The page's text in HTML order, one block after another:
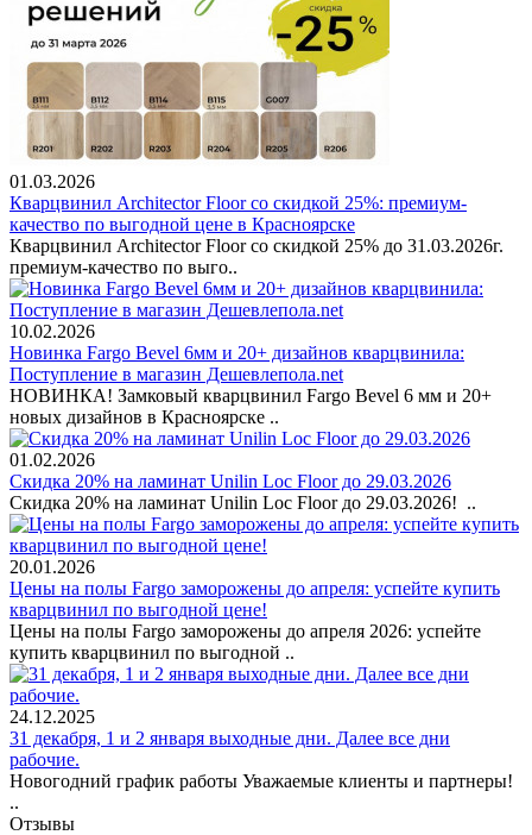
01.03.2026
Кварцвинил Architector Floor со скидкой 25%: премиум-
качество по выгодной цене в Красноярске
Кварцвинил Architector Floor со скидкой 25% до 31.03.2026г.
премиум-качество по выго..
10.02.2026
Новинка Fargo Bevel 6мм и 20+ дизайнов кварцвинила:
Поступление в магазин Дешевлепола.net
НОВИНКА! Замковый кварцвинил Fargo Bevel 6 мм и 20+
новых дизайнов в Красноярске ..
01.02.2026
Скидка 20% на ламинат Unilin Loc Floor до 29.03.2026
Скидка 20% на ламинат Unilin Loc Floor до 29.03.2026! ..
20.01.2026
Цены на полы Fargo заморожены до апреля: успейте купить
кварцвинил по выгодной цене!
Цены на полы Fargo заморожены до апреля 2026: успейте
купить кварцвинил по выгодной ..
24.12.2025
31 декабря, 1 и 2 января выходные дни. Далее все дни
рабочие.
Новогодний график работы Уважаемые клиенты и партнеры!
..
Отзывы